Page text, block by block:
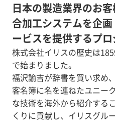
日本の製造業界のお
合加工システムを企
ービスを提供するプ
株式会社イリスの歴史は
で始まりました。
福沢諭吉が辞書を買い求め
客名簿に名を連ねたユニー
な技術を海外から紹介する
くりに貢献し、イリスグル